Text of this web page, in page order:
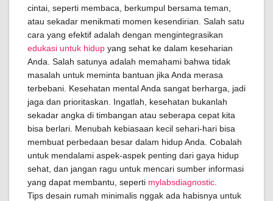
cintai, seperti membaca, berkumpul bersama teman,
atau sekadar menikmati momen kesendirian. Salah satu
cara yang efektif adalah dengan mengintegrasikan
edukasi untuk hidup yang sehat ke dalam keseharian
Anda. Salah satunya adalah memahami bahwa tidak
masalah untuk meminta bantuan jika Anda merasa
terbebani. Kesehatan mental Anda sangat berharga, jadi
jaga dan prioritaskan. Ingatlah, kesehatan bukanlah
sekadar angka di timbangan atau seberapa cepat kita
bisa berlari. Menubah kebiasaan kecil sehari-hari bisa
membuat perbedaan besar dalam hidup Anda. Cobalah
untuk mendalami aspek-aspek penting dari gaya hidup
sehat, dan jangan ragu untuk mencari sumber informasi
yang dapat membantu, seperti mylabsdiagnostic
Tips desain rumah minimalis nggak ada habisnya untuk